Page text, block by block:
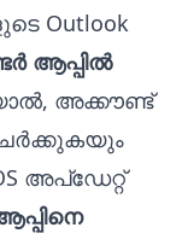
Outlook
ആപ്പിൽ
അക്കൗണ്ട്
അപ്‌ഡേറ്റ്